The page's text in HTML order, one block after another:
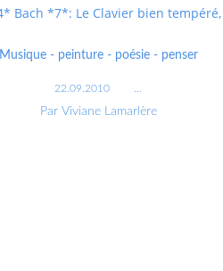
Bach *7*: Le Clavier bien
Musique - peinture - poésie - penser
22.09.2010
Par Viviane Lamarlère